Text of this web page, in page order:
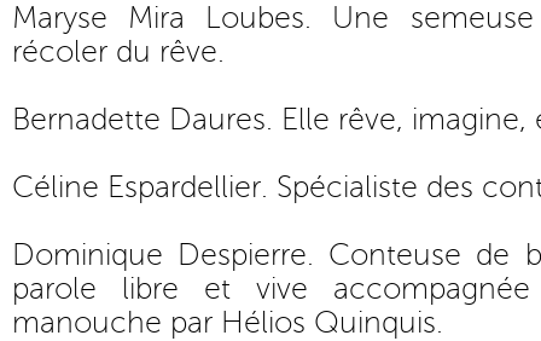
Maryse Mira Loubes. Une
récoler du rêve.
Bernadette Daures. Elle rêve,
Céline Espardellier. Spécialiste des
Dominique Despierre. Conteuse de
parole libre et vive
manouche par Hélios Quinquis.